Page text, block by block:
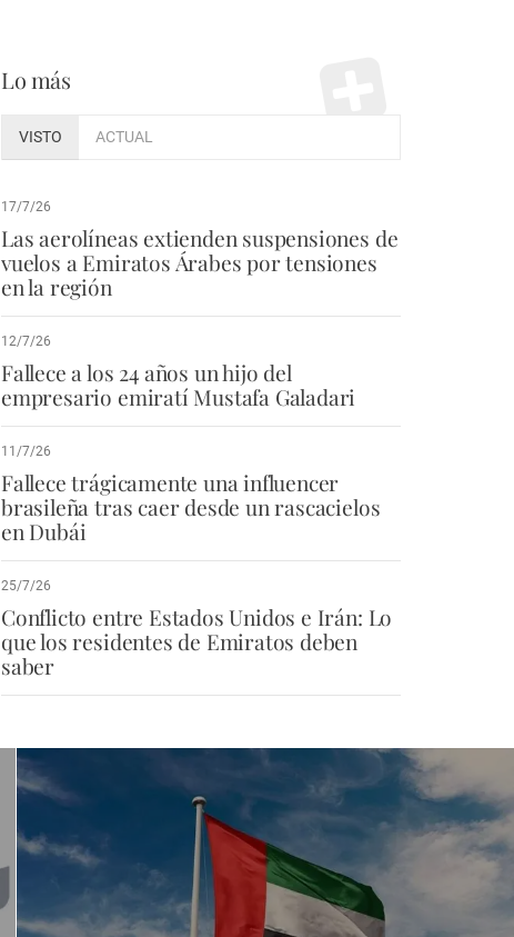
Lo más
VISTO ACTUAL
17/7/26
Las aerolíneas extienden suspensiones de
vuelos a Emiratos Árabes por tensiones
en la región
12/7/26
Fallece a los 24 años un hijo del
empresario emiratí Mustafa Galadari
11/7/26
Fallece trágicamente una influencer
brasileña tras caer desde un rascacielos
en Dubái
25/7/26
Conflicto entre Estados Unidos e Irán: Lo
que los residentes de Emiratos deben
saber